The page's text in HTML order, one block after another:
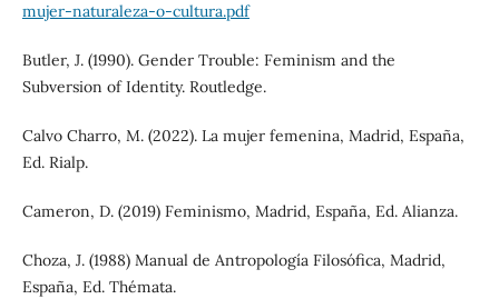
mujer-naturaleza-o-cultura.pdf
Butler, J. (1990). Gender Trouble: Feminism and the
Subversion of Identity. Routledge.
Calvo Charro, M. (2022). La mujer femenina, Madrid, España,
Ed. Rialp.
Cameron, D. (2019) Feminismo, Madrid, España, Ed. Alianza.
Choza, J. (1988) Manual de Antropología Filosófica, Madrid,
España, Ed. Thémata.